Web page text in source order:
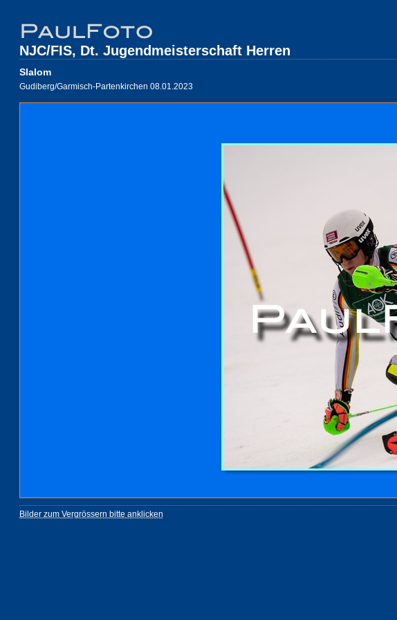
NJC/FIS, Dt. Jugendmeisterschaft Herren
Slalom
Gudiberg/Garmisch-Partenkirchen 08.01.2023
Bilder zum Vergrössern bitte anklicken